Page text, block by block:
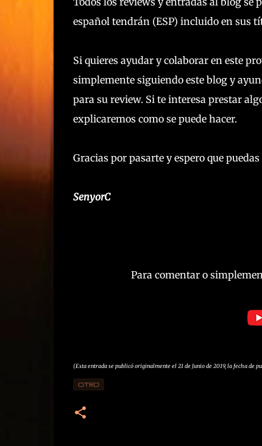
español tendrán (ESP) incluido en sus
Si quieres ayudar y colaborar en este
simplemente siguiendo este blog y
para su review. Si te interesa prestar
explicaremos como se puede hacer.
Gracias por pasarte y espero que
SenyorC
Para comentar o
(Esta entrada se publicó originalmente el 21 de Junio de 2019, la fecha de
OTRO